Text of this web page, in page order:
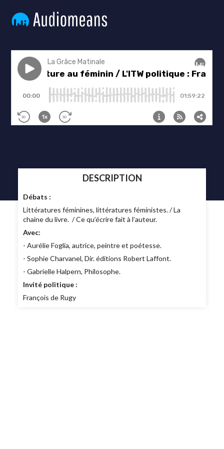
DESCRIPTION
Débats :
Littératures féminines, littératures féministes. / La
chaine du livre. / Ce qu’écrire fait à l’auteur.
Avec:
- Aurélie Foglia, autrice, peintre et poétesse.
- Sophie Charvanel, Dir. éditions Robert Laffont.
- Gabrielle Halpern, Philosophe.
Invité politique :
François de Rugy